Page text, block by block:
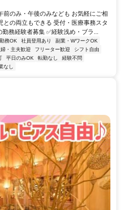
前のみ・午後のみなども お気軽にご相
との両立もできる 受付・医療事務スタ
勤務経験者募集 ✅経験浅め・ブラ...
務OK 社員登用あり
副業・WワークOK
婦・主夫歓迎 フリーター歓迎
シフト自由
平日のみOK 転勤なし
経験不問
なし